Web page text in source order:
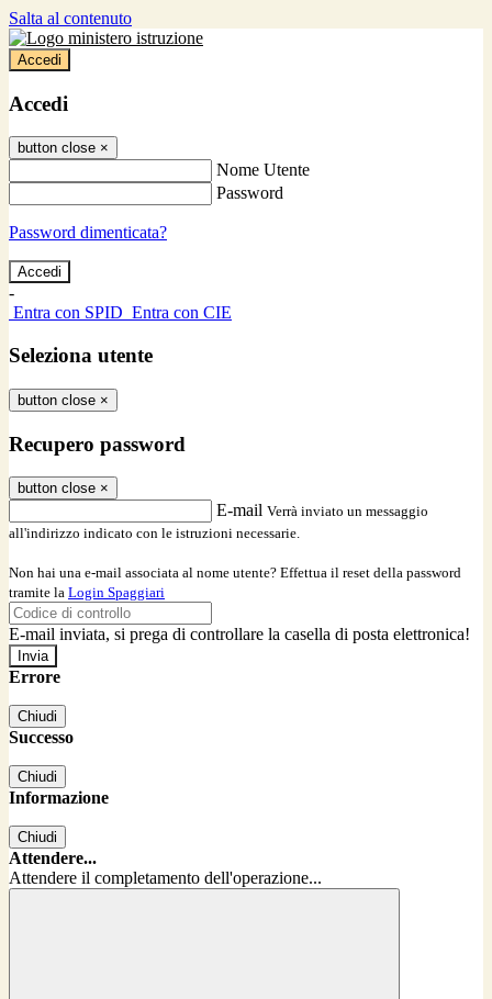
Salta al contenuto
Accedi
Accedi
button close ×
Nome Utente
Password
Password dimenticata?
-
Entra con SPID Entra con CIE
Seleziona utente
button close ×
Recupero password
button close ×
E-mail Verrà inviato un messaggio
all'indirizzo indicato con le istruzioni necessarie.
Non hai una e-mail associata al nome utente? Effettua il reset della password
tramite la Login Spaggiari
E-mail inviata, si prega di controllare la casella di posta elettronica!
Errore
Chiudi
Successo
Chiudi
Informazione
Chiudi
Attendere...
Attendere il completamento dell'operazione...